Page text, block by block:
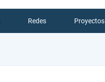
Redes Proyectos